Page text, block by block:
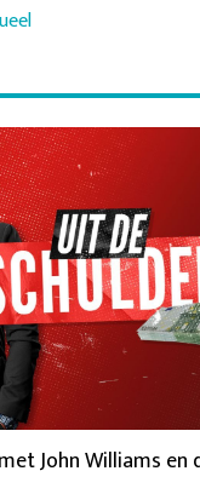
John Williams en